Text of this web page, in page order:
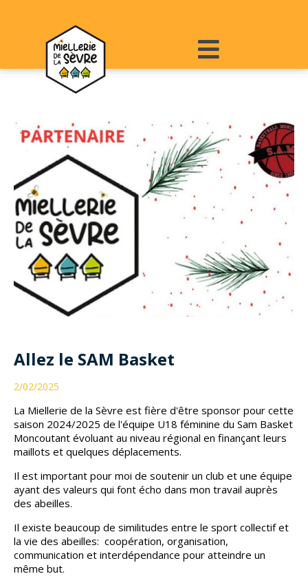
Allez le SAM Basket
2/02/2025
La Miellerie de la Sèvre est fière d'être sponsor pour cette
saison 2024/2025 de l'équipe U18 féminine du Sam Basket
Moncoutant évoluant au niveau régional en finançant leurs
maillots et quelques déplacements.
Il est important pour moi de soutenir un club et une équipe
ayant des valeurs qui font écho dans mon travail auprès
des abeilles.
Il existe beaucoup de similitudes entre le sport collectif et
la vie des abeilles: coopération, organisation,
communication et interdépendance pour atteindre un
même but.